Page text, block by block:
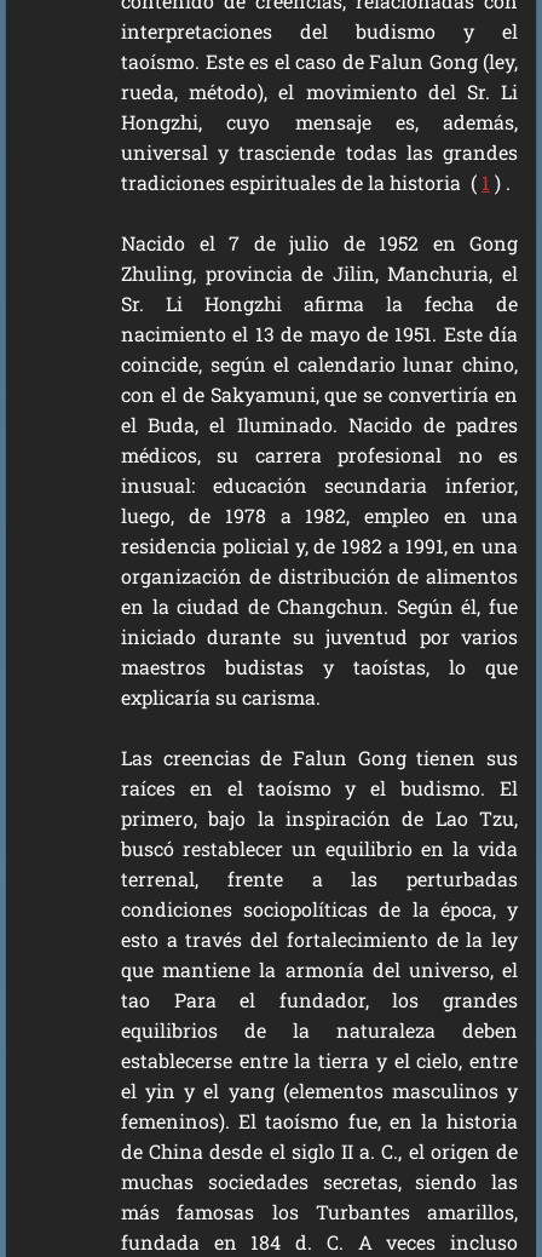
interpretaciones del budismo y el
taoísmo. Este es el caso de Falun Gong (ley,
rueda, método), el movimiento del Sr. Li
Hongzhi, cuyo mensaje es, además,
universal y trasciende todas las grandes
tradiciones espirituales de la historia ( 1 ) .
Nacido el 7 de julio de 1952 en Gong
Zhuling, provincia de Jilin, Manchuria, el
Sr. Li Hongzhi afirma la fecha de
nacimiento el 13 de mayo de 1951. Este día
coincide, según el calendario lunar chino,
con el de Sakyamuni, que se convertiría en
el Buda, el Iluminado. Nacido de padres
médicos, su carrera profesional no es
inusual: educación secundaria inferior,
luego, de 1978 a 1982, empleo en una
residencia policial y, de 1982 a 1991, en una
organización de distribución de alimentos
en la ciudad de Changchun. Según él, fue
iniciado durante su juventud por varios
maestros budistas y taoístas, lo que
explicaría su carisma.
Las creencias de Falun Gong tienen sus
raíces en el taoísmo y el budismo. El
primero, bajo la inspiración de Lao Tzu,
buscó restablecer un equilibrio en la vida
terrenal, frente a las perturbadas
condiciones sociopolíticas de la época, y
esto a través del fortalecimiento de la ley
que mantiene la armonía del universo, el
tao Para el fundador, los grandes
equilibrios de la naturaleza deben
establecerse entre la tierra y el cielo, entre
el yin y el yang (elementos masculinos y
femeninos). El taoísmo fue, en la historia
de China desde el siglo II a. C., el origen de
muchas sociedades secretas, siendo las
más famosas los Turbantes amarillos,
fundada en 184 d. C. A veces incluso